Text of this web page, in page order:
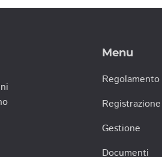
Menu
Regolamento
Registrazione
Gestione
Documenti